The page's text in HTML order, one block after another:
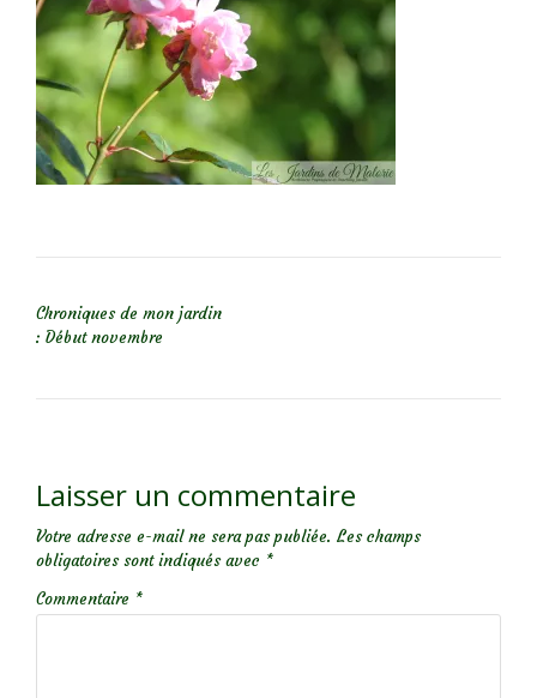
Chroniques de mon jardin
: Début novembre
Laisser un commentaire
Votre adresse e-mail ne sera pas publiée. Les champs
obligatoires sont indiqués avec *
Commentaire *